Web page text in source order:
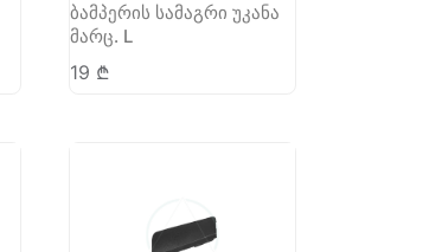
ბამპერის სამაგრი უკანა
მარც. L
19 ₾